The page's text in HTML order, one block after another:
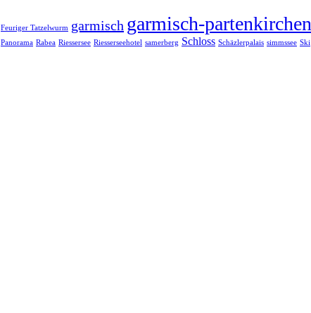
Feuriger Tatzelwurm garmisch garmisch-partenkirchen
Panorama Rabea Riessersee Riesserseehotel samerberg Schloss Schäzlerpalais simmssee Ski